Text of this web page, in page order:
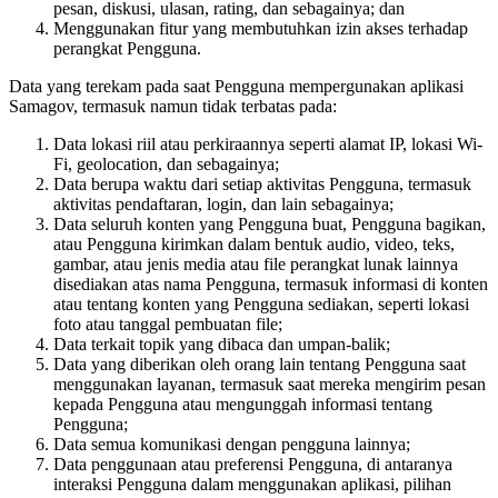
pesan, diskusi, ulasan, rating, dan sebagainya; dan
Menggunakan fitur yang membutuhkan izin akses terhadap
perangkat Pengguna.
Data yang terekam pada saat Pengguna mempergunakan aplikasi
Samagov, termasuk namun tidak terbatas pada:
Data lokasi riil atau perkiraannya seperti alamat IP, lokasi Wi-
Fi, geolocation, dan sebagainya;
Data berupa waktu dari setiap aktivitas Pengguna, termasuk
aktivitas pendaftaran, login, dan lain sebagainya;
Data seluruh konten yang Pengguna buat, Pengguna bagikan,
atau Pengguna kirimkan dalam bentuk audio, video, teks,
gambar, atau jenis media atau file perangkat lunak lainnya
disediakan atas nama Pengguna, termasuk informasi di konten
atau tentang konten yang Pengguna sediakan, seperti lokasi
foto atau tanggal pembuatan file;
Data terkait topik yang dibaca dan umpan-balik;
Data yang diberikan oleh orang lain tentang Pengguna saat
menggunakan layanan, termasuk saat mereka mengirim pesan
kepada Pengguna atau mengunggah informasi tentang
Pengguna;
Data semua komunikasi dengan pengguna lainnya;
Data penggunaan atau preferensi Pengguna, di antaranya
interaksi Pengguna dalam menggunakan aplikasi, pilihan